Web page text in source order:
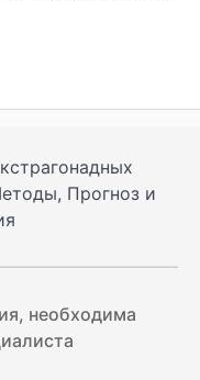
Прогноз и
необходима